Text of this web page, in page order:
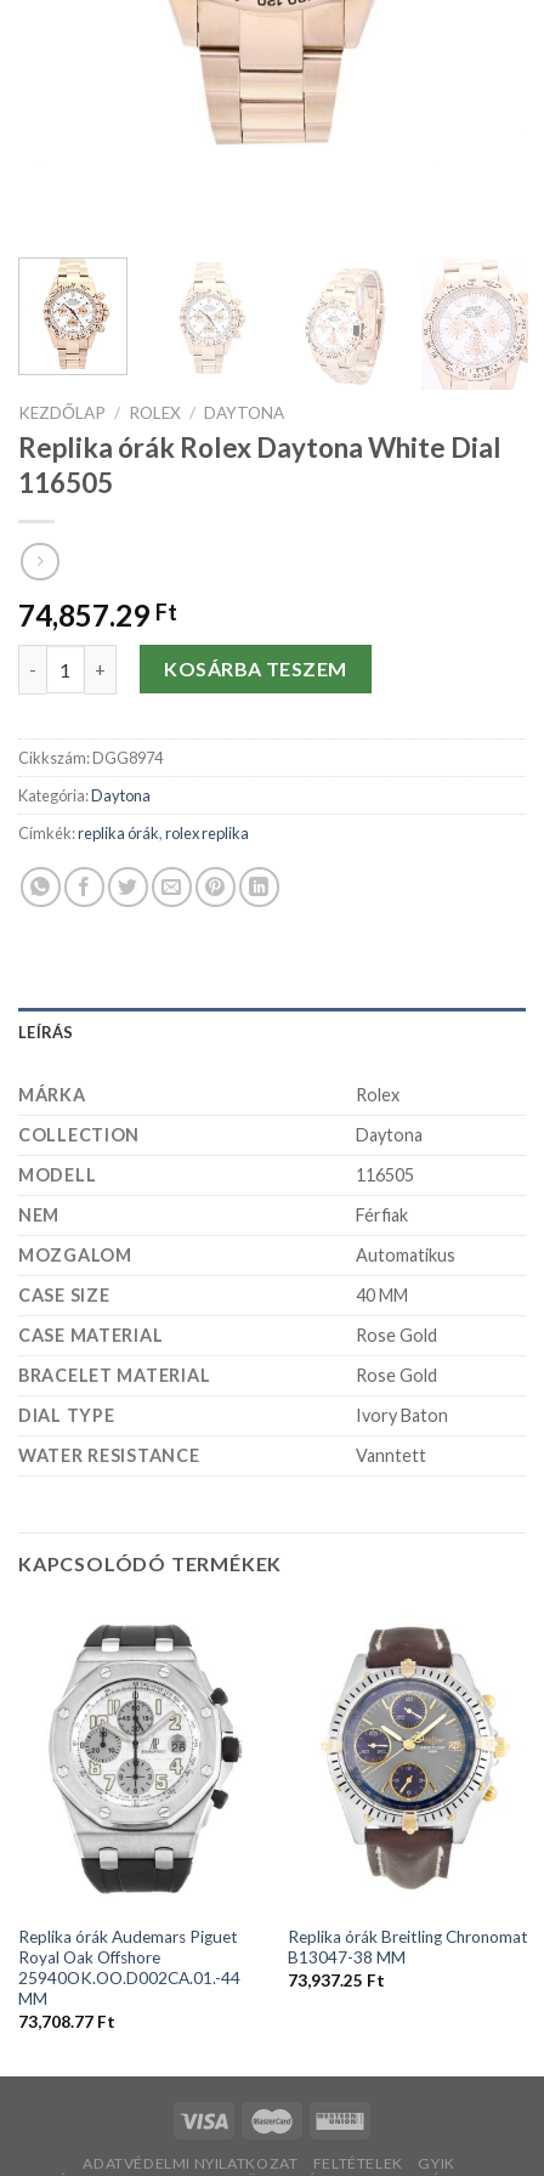
KEZDŐLAP / ROLEX / DAYTONA
Replika órák Rolex Daytona White Dial
116505
74,857.29 Ft
Replika órák Rolex Daytona White Dial 116505 mennyiség
KOSÁRBA TESZEM
Cikkszám:DGG8974
Kategória:Daytona
Címkék:replika órák,rolex replika
LEÍRÁS
MÁRKA
Rolex
COLLECTION
Daytona
MODELL
116505
NEM
Férfiak
MOZGALOM
Automatikus
CASE SIZE
40 MM
CASE MATERIAL
Rose Gold
BRACELET MATERIAL
Rose Gold
DIAL TYPE
Ivory Baton
WATER RESISTANCE
Vanntett
KAPCSOLÓDÓ TERMÉKEK
Replika órák Audemars Piguet
Royal Oak Offshore
25940OK.OO.D002CA.01.-44
MM
73,708.77 Ft
Replika órák Breitling Chronomat
B13047-38 MM
73,937.25 Ft
ADATVÉDELMI NYILATKOZAT FELTÉTELEK
GYIK